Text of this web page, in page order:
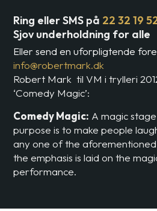
Ring eller SMS på 22 32 19
Sjov underholdning for alle
Eller send en uforpligtende
info@robertmark.dk
Robert Mark til VM i trylleri
‘Comedy Magic’:
Comedy Magic: A magic
purpose is to make people
any one of the
the emphasis is laid on the
performance.